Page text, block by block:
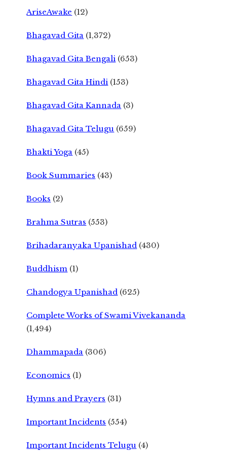
AriseAwake (12)
Bhagavad Gita (1,372)
Bhagavad Gita Bengali (653)
Bhagavad Gita Hindi (153)
Bhagavad Gita Kannada (3)
Bhagavad Gita Telugu (659)
Bhakti Yoga (45)
Book Summaries (43)
Books (2)
Brahma Sutras (553)
Brihadaranyaka Upanishad (430)
Buddhism (1)
Chandogya Upanishad (625)
Complete Works of Swami Vivekananda
(1,494)
Dhammapada (306)
Economics (1)
Hymns and Prayers (31)
Important Incidents (554)
Important Incidents Telugu (4)